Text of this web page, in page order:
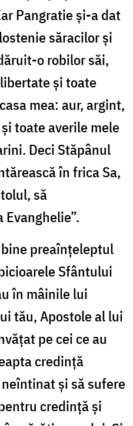
Pangratie și-a dat
săracilor și
o robilor săi,
și toate
mea: aur, argint,
toate averile mele
Deci Stăpânul
în frica Sa,
să
preaînțeleptul
Sfântului
în mâinile lui
tău, Apostole al lui
pe cei ce au
credință
și să sufere
credință și